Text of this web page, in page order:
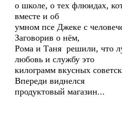
о школе, о тех флюидах,
вместе и об
умном псе Джеке с
Заговорив о нём,
Рома и Таня решили, что
любовь и службу это
килограмм вкусных
Впереди виднелся
продуктовый магазин...